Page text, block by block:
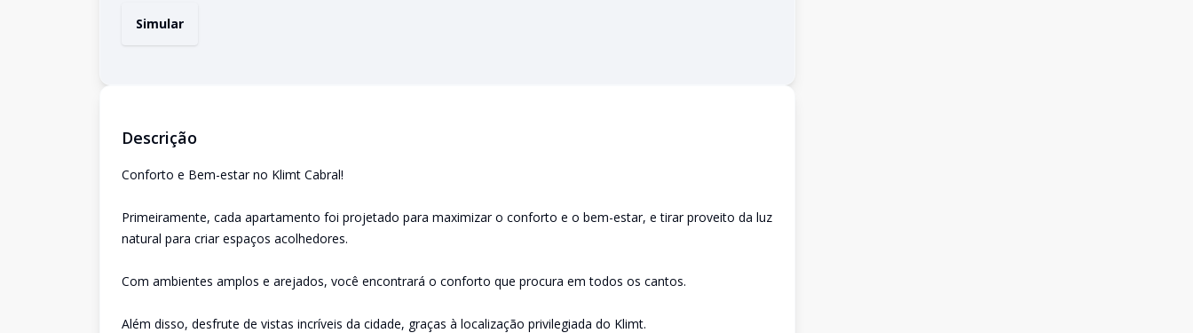
Simular
Descrição
Conforto e Bem-estar no Klimt Cabral!
Primeiramente, cada apartamento foi projetado para maximizar o conforto e o bem-estar, e tirar proveito da luz
natural para criar espaços acolhedores.
Com ambientes amplos e arejados, você encontrará o conforto que procura em todos os cantos.
Além disso, desfrute de vistas incríveis da cidade, graças à localização privilegiada do Klimt.